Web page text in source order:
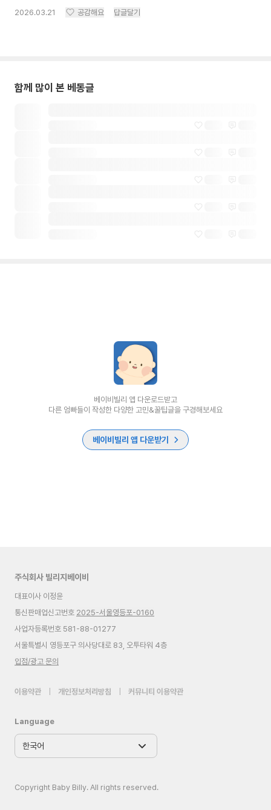
2026.03.21 공감해요 답글달기
함께 많이 본 베동글
베이비빌리 앱 다운로드받고
다른 엄빠들이 작성한 다양한 고민&꿀팁글을 구경해보세요
베이비빌리 앱 다운받기
주식회사 빌리지베이비
대표이사 이정윤
통신판매업신고번호 2025-서울영등포-0160
사업자등록번호 581-88-01277
서울특별시 영등포구 의사당대로 83, 오투타워 4층
입점/광고 문의
이용약관 개인정보처리방침 커뮤니티 이용약관
Language
Copyright Baby Billy. All rights reserved.